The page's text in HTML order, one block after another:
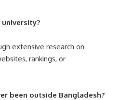
extensive research on
rankings, or
been outside Bangladesh?